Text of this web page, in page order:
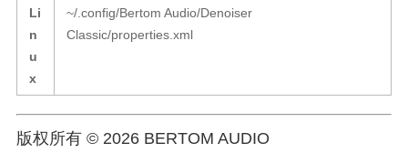
Li
n
u
x
~/.config/Bertom Audio/Denoiser
Classic/properties.xml
版权所有 © 2026 BERTOM AUDIO